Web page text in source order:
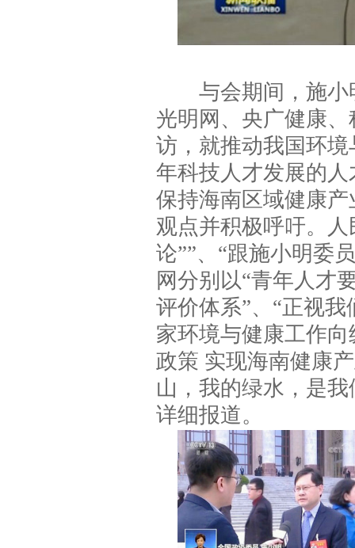
与会期间，施小
光明网、央广健康
访，就推动我国环
年科技人才发展的
保持海南区域健康
观点并积极呼吁。人
论””、“跟施小明委
网分别以“青年人才
评价体系”、“正视
家环境与健康工作
政策 实现海南健康
山，我的绿水，是
详细报道。